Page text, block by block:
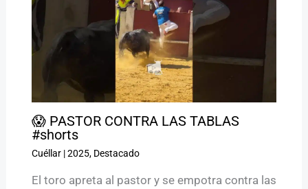
😱 PASTOR CONTRA LAS TABLAS
#shorts
Cuéllar|2025, Destacado
El toro apreta al pastor y se empotra contra las